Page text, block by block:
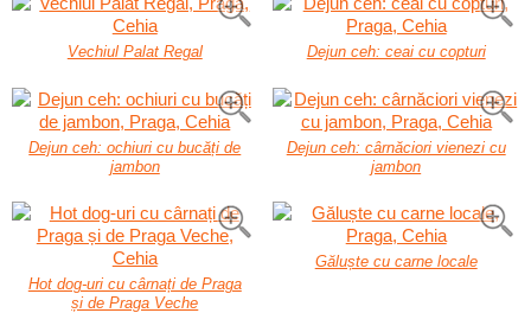
Vechiul Palat Regal Dejun ceh: ceai cu copturi
Dejun ceh: ochiuri cu bucăți de
jambon
Dejun ceh: cârnăciori vienezi cu
jambon
Hot dog-uri cu cârnați de Praga
și de Praga Veche
Găluște cu carne locale